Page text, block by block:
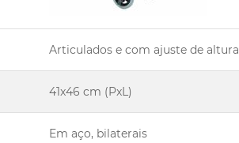
Articulados e com ajuste de altura
41x46 cm (PxL)
Em aço, bilaterais